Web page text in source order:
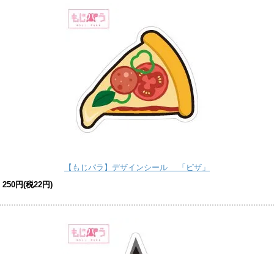
【もじパラ】デザインシール 「ピザ」
250円(税22円)